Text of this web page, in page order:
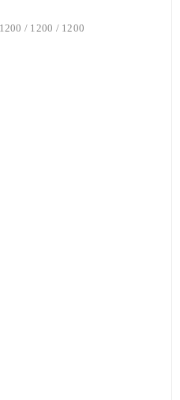
/ 1200 / 1200